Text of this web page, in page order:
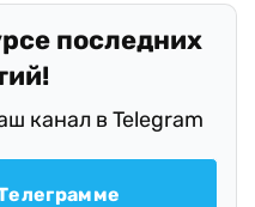
последних
канал в Telegram